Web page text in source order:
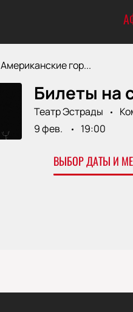
Американские гор...
Билеты на
Театр Эстрады
9 фев.
19:00
ВЫБОР ДАТЫ И